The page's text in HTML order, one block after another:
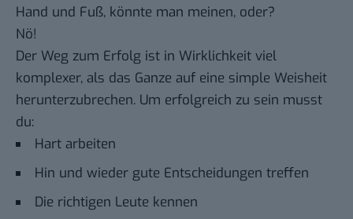
Hand und Fuß, könnte man meinen, oder?
Nö!
Der Weg zum Erfolg ist in Wirklichkeit viel
komplexer, als das Ganze auf eine simple Weisheit
herunterzubrechen. Um erfolgreich zu sein musst
du:
Hart arbeiten
Hin und wieder gute Entscheidungen treffen
Die richtigen Leute kennen